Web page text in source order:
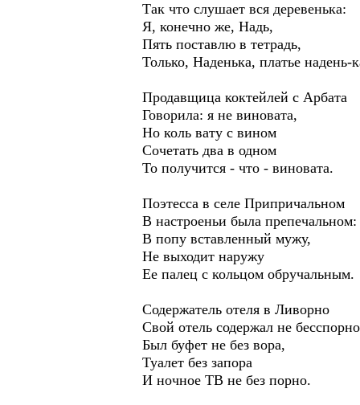
Так что слушает вся деревенька:
Я, конечно же, Надь,
Пять поставлю в тетрадь,
Только, Наденька, платье надень-
Продавщица коктейлей с Арбата
Говорила: я не виновата,
Но коль вату с вином
Сочетать два в одном
То получится - что - виновата.
Поэтесса в селе Припричальном
В настроеньи была препечальном:
В попу вставленный мужу,
Не выходит наружу
Ее палец с кольцом обручальным.
Содержатель отеля в Ливорно
Свой отель содержал не
Был буфет не без вора,
Туалет без запора
И ночное ТВ не без порно.